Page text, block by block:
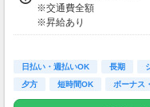
※交通費全額
※昇給あり
◎日勤／経験者の場合
・日収(1,800*8)円（時給
日払い・週払いOK 長期
夕方
短時間OK ボーナス